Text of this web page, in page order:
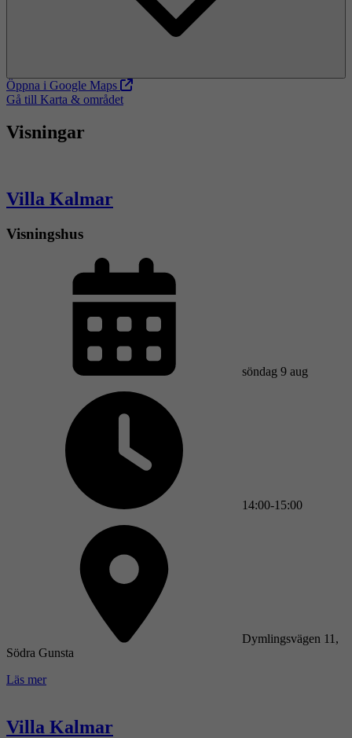
Öppna i Google Maps
Gå till Karta & området
Visningar
Villa Kalmar
Visningshus
söndag 9 aug
14:00-15:00
Dymlingsvägen 11,
Södra Gunsta
Läs mer
Villa Kalmar